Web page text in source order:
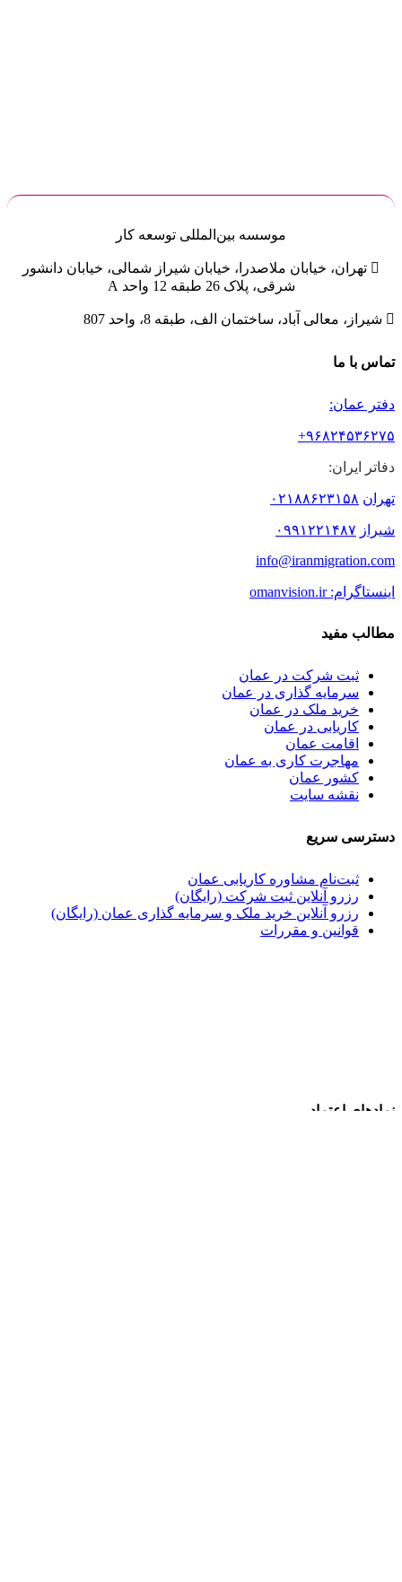
موسسه بین‌المللی توسعه کار
 تهران، خیابان ملاصدرا، خیابان شیراز شمالی، خیابان دانشور
شرقی، پلاک 26 طبقه 12 واحد A
 شیراز، معالی آباد، ساختمان الف، طبقه 8، واحد 807
تماس با ما
دفتر عمان:
۹۶۸۲۴۵۳۶۲۷۵+
دفاتر ایران:
تهران ۰۲۱۸۸۶۲۳۱۵۸
شیراز ۰۹۹۱۲۲۱۴۸۷
info@iranmigration.com
اینستاگرام: omanvision.ir
مطالب مفید
ثبت شرکت در عمان
سرمایه گذاری در عمان
خرید ملک در عمان
کاریابی در عمان
اقامت عمان
مهاجرت کاری به عمان
کشور عمان
نقشه سایت
دسترسی سریع
ثبت‌نام مشاوره کاریابی عمان
رزرو آنلاین ثبت شرکت (رایگان)
رزرو آنلاین خرید ملک و سرمایه گذاری عمان (رایگان)
قوانین و مقررات
نمادهای اعتماد